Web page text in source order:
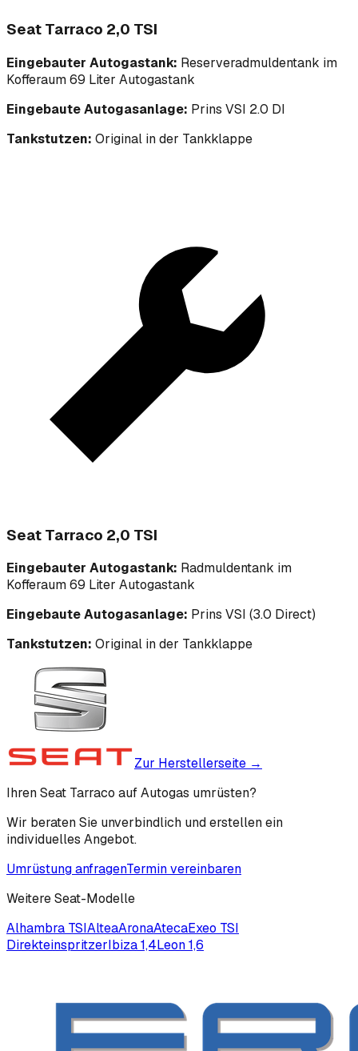
Seat Tarraco 2,0 TSI
Eingebauter Autogastank: Reserveradmuldentank im
Kofferaum 69 Liter Autogastank
Eingebaute Autogasanlage: Prins VSI 2.0 DI
Tankstutzen: Original in der Tankklappe
Seat Tarraco 2,0 TSI
Eingebauter Autogastank: Radmuldentank im
Kofferaum 69 Liter Autogastank
Eingebaute Autogasanlage: Prins VSI (3.0 Direct)
Tankstutzen: Original in der Tankklappe
Zur Herstellerseite →
Ihren Seat Tarraco auf Autogas umrüsten?
Wir beraten Sie unverbindlich und erstellen ein
individuelles Angebot.
Umrüstung anfragenTermin vereinbaren
WeitereSeat-Modelle
Alhambra TSIAlteaAronaAtecaExeo TSI
DirekteinspritzerIbiza 1,4Leon 1,6